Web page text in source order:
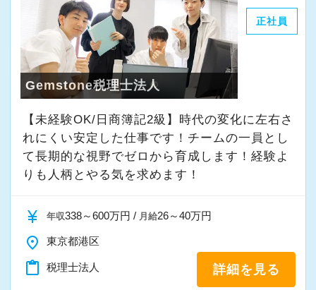
正社員
Gemstone税理士法人
【未経験OK/日商簿記2級】時代の変化に左右さ
れにくい安定した仕事です！チームの一員とし
て⻑期的な視野でゼロから育成します！経験よ
りも人柄とやる気を求めます！
currency_yen 年収338～600万円 / 月給26～40万円
place 東京都港区
content_paste 税理士法人 詳細を見る